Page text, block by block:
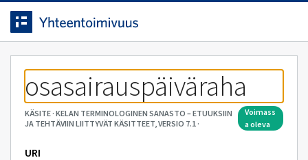
Siirrytty
sivulle
Siirry suoraan sisältöön.
osasairauspäiväraha
KÄSITE· KELAN TERMINOLOGINEN SANASTO – ETUUKSIIN
JA TEHTÄVIIN LIITTYVÄT KÄSITTEET, VERSIO 7.1·
voimass
a oleva
URI